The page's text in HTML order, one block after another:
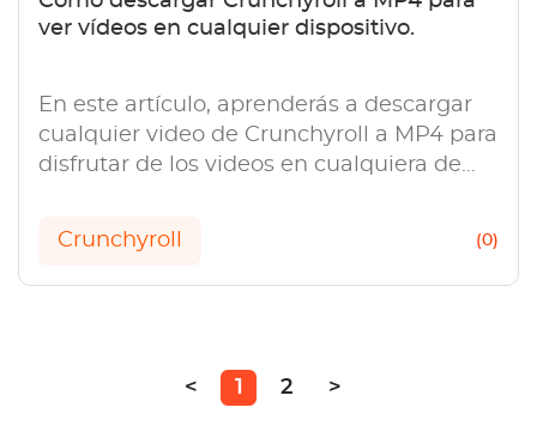
ver vídeos en cualquier dispositivo.
En este artículo, aprenderás a descargar
cualquier video de Crunchyroll a MP4 para
disfrutar de los videos en cualquiera de
Crunchyroll (0)
< 1 2 >